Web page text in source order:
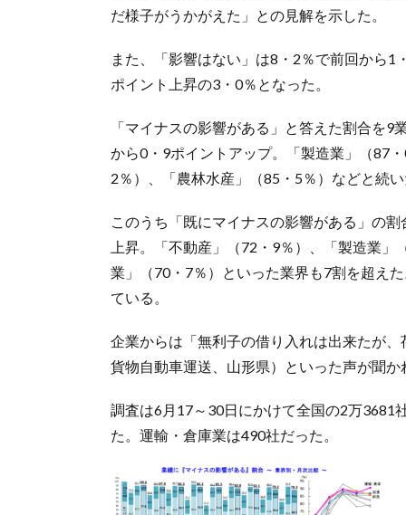
だ様子がうかがえた」との見解を示した。
また、「影響はない」は8・2％で前回から
ポイント上昇の3・0％となった。
「マイナスの影響がある」と答えた割合を
から0・9ポイントアップ。「製造業」（87
2％）、「農林水産」（85・5％）などと続
このうち「既にマイナスの影響がある」の
上昇。「不動産」（72・9％）、「製造業
業」（70・7％）といった業界も7割を超え
ている。
企業からは「無利子の借り入れは出来たが
貨物自動車運送、山形県）といった声が聞か
調査は6月17～30日にかけて全国の2万3681
た。運輸・倉庫業は490社だった。